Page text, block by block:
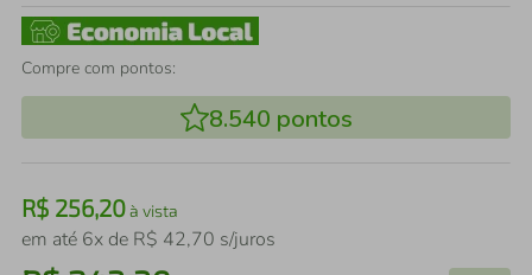
Compre com pontos:
8.540 pontos
R$ 256,20à vista
em até 6x de R$ 42,70 s/juros